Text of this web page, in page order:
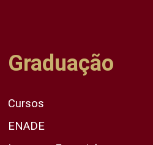
Graduação
Cursos
ENADE